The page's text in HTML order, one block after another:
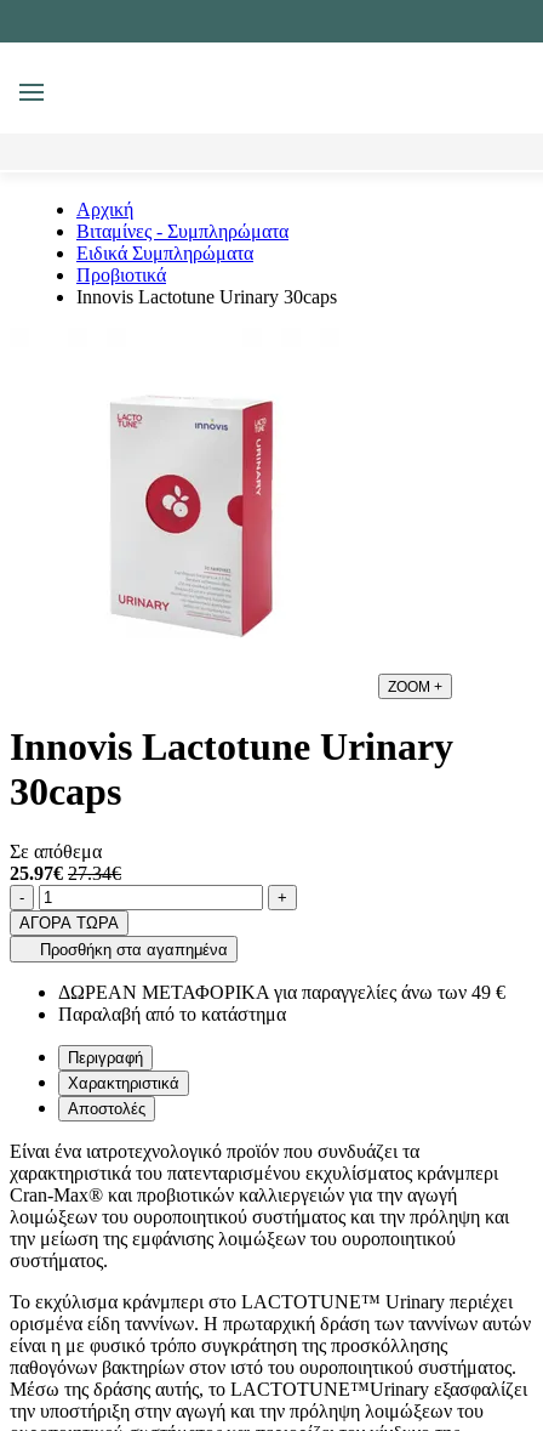
MENU
Αρχική
Βιταμίνες - Συμπληρώματα
Ειδικά Συμπληρώματα
Προβιοτικά
Innovis Lactotune Urinary 30caps
ZOOM +
Innovis Lactotune Urinary
30caps
Σε απόθεμα
25.97€ 27.34€
Ποσότητα
-product.increase.quantity +
ΑΓΟΡΑ ΤΩΡΑ
Προσθήκη στα αγαπημένα
ΔΩΡΕΑΝ ΜΕΤΑΦΟΡΙΚΑ για παραγγελίες άνω των 49 €
Παραλαβή από το κατάστημα
Περιγραφή
Χαρακτηριστικά
Αποστολές
Είναι ένα ιατροτεχνολογικό προϊόν που συνδυάζει τα
χαρακτηριστικά του πατενταρισμένου εκχυλίσματος κράνμπερι
Cran-Max® και προβιοτικών καλλιεργειών για την αγωγή
λοιμώξεων του ουροποιητικού συστήματος και την πρόληψη και
την μείωση της εμφάνισης λοιμώξεων του ουροποιητικού
συστήματος.
Το εκχύλισμα κράνμπερι στο LACTOTUNE™ Urinary περιέχει
ορισμένα είδη ταννίνων. Η πρωταρχική δράση των ταννίνων αυτών
είναι η με φυσικό τρόπο συγκράτηση της προσκόλλησης
παθογόνων βακτηρίων στον ιστό του ουροποιητικού συστήματος.
Μέσω της δράσης αυτής, το LACTOTUNE™Urinary εξασφαλίζει
την υποστήριξη στην αγωγή και την πρόληψη λοιμώξεων του